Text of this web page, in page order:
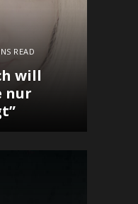
READ
will
nur